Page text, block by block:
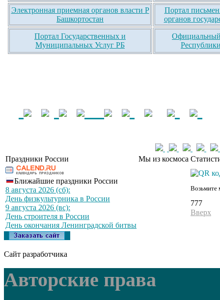
Электронная приемная органов власти Р
Башкортостан
Портал
органов
Портал Государственных и
Муниципальных Услуг РБ
Официальный
Праздники России Мы из космоса
Ближайшие праздники России
8 августа 2026 (сб):
День физкультурника в России
9 августа 2026 (вс):
День строителя в России
День окончания Ленинградской битвы
Возьмите
777
Вверх
Сайт разработчика
Авторские права